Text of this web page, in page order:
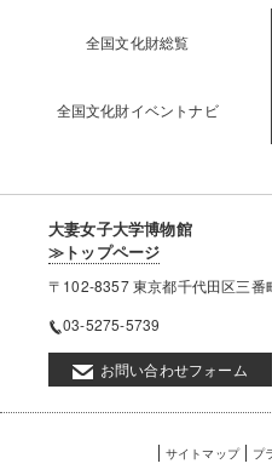
全国文化財総覧
全国文化財イベントナビ
大妻女子大学博物館
≫トップページ
〒102-8357 東京都千代田区三番
03-5275-5739
お問い合わせフォーム
サイトマップ プ